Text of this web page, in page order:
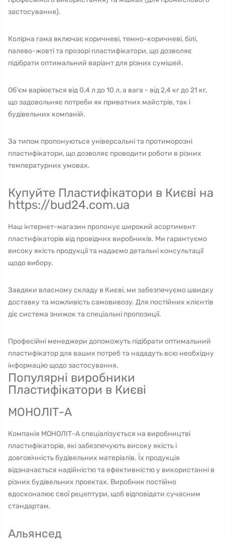
застосування).
Колірна гама включає коричневі, темно-коричневі, білі,
палево-жовті та прозорі пластифікатори, що дозволяє
підібрати оптимальний варіант для різних сумішей.
Об'єм варіюється від 0,4 л до 10 л, а вага - від 2,4 кг до 21 кг,
що задовольняє потреби як приватних майстрів, так і
будівельних компаній.
За типом пропонуються універсальні та протиморозні
пластифікатори, що дозволяє проводити роботи в різних
температурних умовах.
Купуйте Пластифікатори в Києві на
https://bud24.com.ua
Наш інтернет-магазин пропонує широкий асортимент
пластифікаторів від провідних виробників. Ми гарантуємо
високу якість продукції та надаємо детальні консультації
щодо вибору.
Завдяки власному складу в Києві, ми забезпечуємо швидку
доставку та можливість самовивозу. Для постійних клієнтів
діє система знижок та спеціальні пропозиції.
Професійні менеджери допоможуть підібрати оптимальний
пластифікатор для ваших потреб та нададуть всю необхідну
інформацію щодо застосування.
Популярні виробники
Пластифікатори в Києві
МОНОЛІТ-А
Компанія МОНОЛІТ-А спеціалізується на виробництві
пластифікаторів, які забезпечують високу якість і
довговічність будівельних матеріалів. Їх продукція
відзначається надійністю та ефективністю у використанні в
різних будівельних проектах. Виробник постійно
вдосконалює свої рецептури, щоб відповідати сучасним
стандартам.
Альянсед